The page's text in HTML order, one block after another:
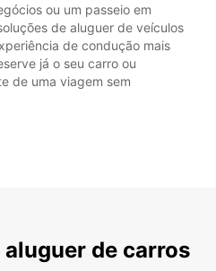
ou um passeio em
de aluguer de veículos
de condução mais
já o seu carro ou
de uma viagem sem
de carros